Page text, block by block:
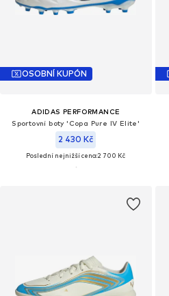
OSOBNÍ KUPÓN
ADIDAS PERFORMANCE
Sportovní boty 'Copa Pure IV Elite'
2 430 Kč
Poslední nejnižší cena:2 700 Kč